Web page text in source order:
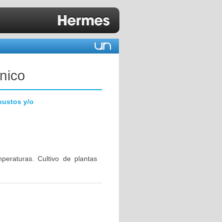
y/o
Cultivo de plantas